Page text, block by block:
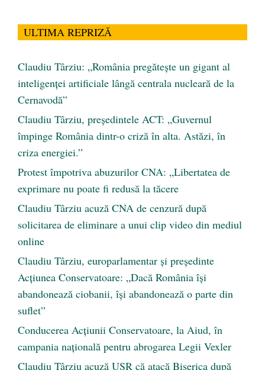
ULTIMA REPRIZĂ
Claudiu Târziu: „România pregătește un gigant al
inteligenței artificiale lângă centrala nucleară de la
Cernavodă”
Claudiu Târziu, președintele ACT: „Guvernul
împinge România dintr-o criză în alta. Astăzi, în
criza energiei.”
Protest împotriva abuzurilor CNA: „Libertatea de
exprimare nu poate fi redusă la tăcere
Claudiu Târziu acuză CNA de cenzură după
solicitarea de eliminare a unui clip video din mediul
online
Claudiu Târziu, europarlamentar și președinte
Acțiunea Conservatoare: „Dacă România își
abandonează ciobanii, își abandonează o parte din
suflet”
Conducerea Acțiunii Conservatoare, la Aiud, în
campania națională pentru abrogarea Legii Vexler
Claudiu Târziu acuză USR că atacă Biserica după